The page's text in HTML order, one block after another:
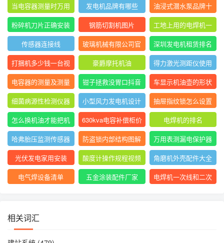
当电容器测量时万用
表指针摆动后停止不
动
发电机品牌有哪些
油浸式潜水泵品牌十
大排名
粉碎机刀片正确安装
方法图
钢筋切割机图片
工地上用的电焊机一
般是直流还是交流
传感器连接线
玻璃机械有限公司官
网
深圳发电机租赁排名
前十
打捆机多少钱一台视
频
豪爵摩托机油
得力激光测距仪使用
方法
电容器的测量及测量
结果怎么写
钳子拯救没胃口抖音
车显示机油壶的形状
是什么意思
细菌病源性检测仪器
是什么
小型风力发电机设计
与制作
抽屉指纹锁怎么设置
指纹
怎么换机油才能把机
油放干净
630kva电容补偿柜价
格
电焊机的排名
哈弗胎压监测传感器
防盗锁内部结构图解
图片
万用表测漏电保护器
短路怎么回事
光伏发电家用安装 酸度计操作规程视频
角磨机外壳配件大全
电气焊设备清单
五金涂装配件厂家
电焊机一次线和二次
相关词汇